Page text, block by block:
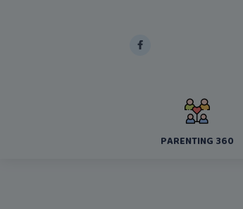
PARENTING 360